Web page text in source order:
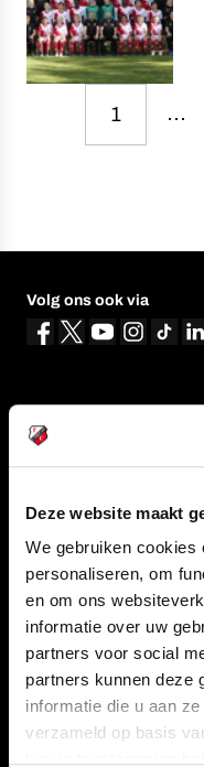
Deze website maakt
We gebruiken cookies
personaliseren, om
en om ons
informatie over uw
partners voor social
partners kunnen deze
informatie die u aan
verzameld op basis
1 …
Volg ons ook via
Navigeer
TEAMS
STADION
SUPPORTERS
Informatie
VEELGESTELDE VRAGEN